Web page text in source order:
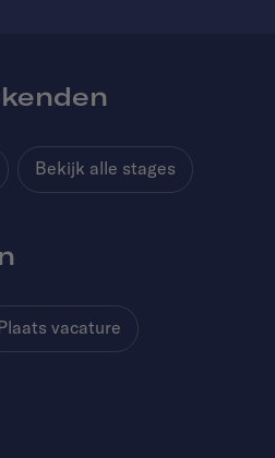
Bekijk alle stages
vacature